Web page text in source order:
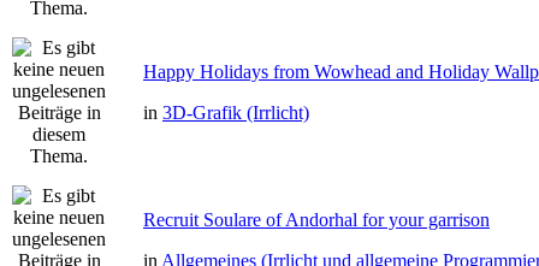
Happy Holidays from Wowhead and Holiday
in 3D-Grafik (Irrlicht)
Recruit Soulare of Andorhal for your garrison
in Allgemeines (Irrlicht und allgemeine